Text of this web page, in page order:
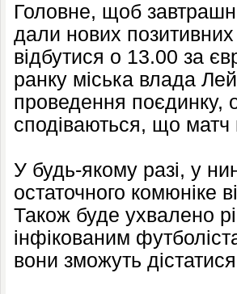
Головне, щоб
дали нових
відбутися о 13.00 за
ранку міська влада
проведення поєдинку,
сподіваються, що матч
У будь-якому разі, у
остаточного комюніке
Також буде ухвалено
інфікованим
вони зможуть